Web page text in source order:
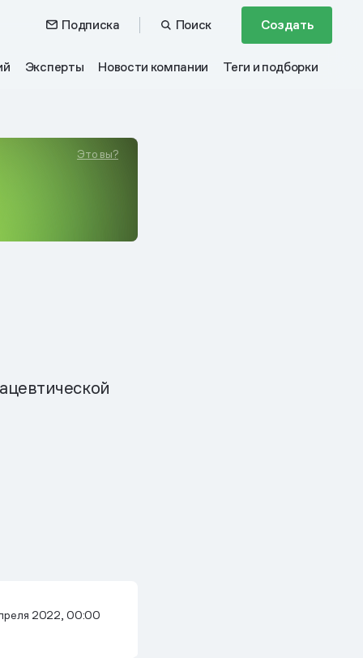
Подписка Поиск Создать
Эксперты Новости компании Теги и подборки
Это вы?
2022, 00:00